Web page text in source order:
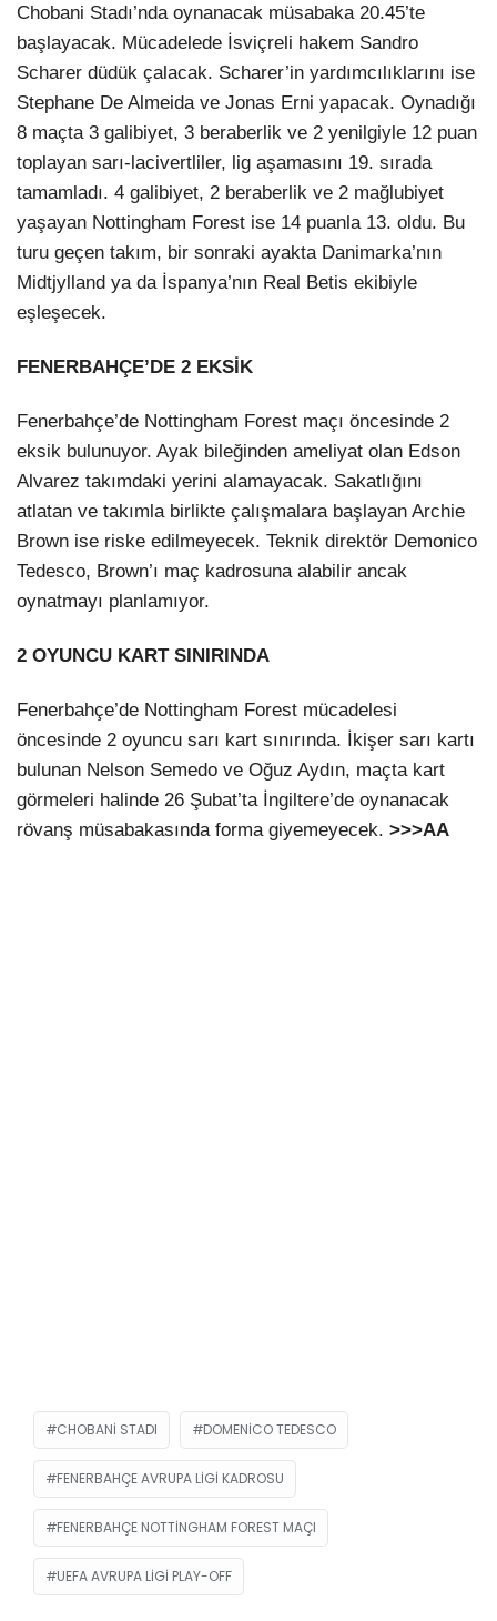
Chobani Stadı’nda oynanacak müsabaka 20.45’te
başlayacak. Mücadelede İsviçreli hakem Sandro
Scharer düdük çalacak. Scharer’in yardımcılıklarını ise
Stephane De Almeida ve Jonas Erni yapacak. Oynadığı
8 maçta 3 galibiyet, 3 beraberlik ve 2 yenilgiyle 12 puan
toplayan sarı-lacivertliler, lig aşamasını 19. sırada
tamamladı. 4 galibiyet, 2 beraberlik ve 2 mağlubiyet
yaşayan Nottingham Forest ise 14 puanla 13. oldu. Bu
turu geçen takım, bir sonraki ayakta Danimarka’nın
Midtjylland ya da İspanya’nın Real Betis ekibiyle
eşleşecek.
FENERBAHÇE’DE 2 EKSİK
Fenerbahçe’de Nottingham Forest maçı öncesinde 2
eksik bulunuyor. Ayak bileğinden ameliyat olan Edson
Alvarez takımdaki yerini alamayacak. Sakatlığını
atlatan ve takımla birlikte çalışmalara başlayan Archie
Brown ise riske edilmeyecek. Teknik direktör Demonico
Tedesco, Brown’ı maç kadrosuna alabilir ancak
oynatmayı planlamıyor.
2 OYUNCU KART SINIRINDA
Fenerbahçe’de Nottingham Forest mücadelesi
öncesinde 2 oyuncu sarı kart sınırında. İkişer sarı kartı
bulunan Nelson Semedo ve Oğuz Aydın, maçta kart
görmeleri halinde 26 Şubat’ta İngiltere’de oynanacak
rövanş müsabakasında forma giyemeyecek. >>>AA
CHOBANI STADI DOMENICO TEDESCO
FENERBAHÇE AVRUPA LIGI KADROSU
FENERBAHÇE NOTTINGHAM FOREST MAÇI
UEFA AVRUPA LIGI PLAY-OFF